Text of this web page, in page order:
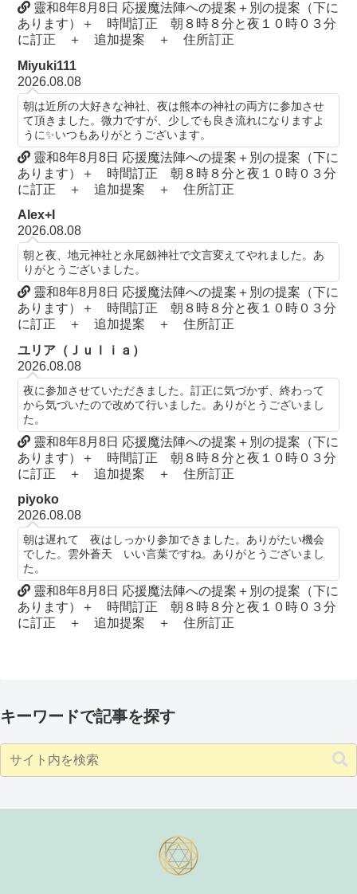
靈和8年8月8日 応援魔法陣への提案＋別の提案（下に
あります）＋ 時間訂正 朝８時８分と夜１０時０３分
に訂正 ＋ 追加提案 ＋ 住所訂正
Miyuki111
2026.08.08
朝は近所の大好きな神社、夜は熊本の神社の両方に参加させ
て頂きました。微力ですが、少しでも良き流れになりますよ
うに✨いつもありがとうございます。
靈和8年8月8日 応援魔法陣への提案＋別の提案（下に
あります）＋ 時間訂正 朝８時８分と夜１０時０３分
に訂正 ＋ 追加提案 ＋ 住所訂正
Alex+I
2026.08.08
朝と夜、地元神社と永尾劔神社で文言変えてやれました。あ
りがとうございました。
靈和8年8月8日 応援魔法陣への提案＋別の提案（下に
あります）＋ 時間訂正 朝８時８分と夜１０時０３分
に訂正 ＋ 追加提案 ＋ 住所訂正
ユリア（Ｊｕｌｉａ）
2026.08.08
夜に参加させていただきました。訂正に気づかず、終わって
から気づいたので改めて行いました。ありがとうございまし
た。
靈和8年8月8日 応援魔法陣への提案＋別の提案（下に
あります）＋ 時間訂正 朝８時８分と夜１０時０３分
に訂正 ＋ 追加提案 ＋ 住所訂正
piyoko
2026.08.08
朝は遅れて 夜はしっかり参加できました。ありがたい機会
でした。雲外蒼天 いい言葉ですね。ありがとうございまし
た。
靈和8年8月8日 応援魔法陣への提案＋別の提案（下に
あります）＋ 時間訂正 朝８時８分と夜１０時０３分
に訂正 ＋ 追加提案 ＋ 住所訂正
キーワードで記事を探す